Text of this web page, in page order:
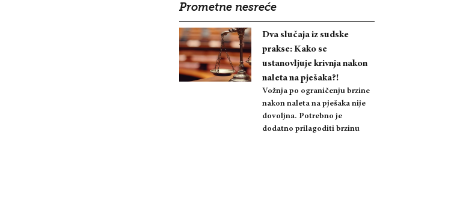
Prometne nesreće
Dva slučaja iz sudske
prakse: Kako se
ustanovljuje krivnja nakon
naleta na pješaka?!
Vožnja po ograničenju brzine
nakon naleta na pješaka nije
dovoljna. Potrebno je
dodatno prilagoditi brzinu